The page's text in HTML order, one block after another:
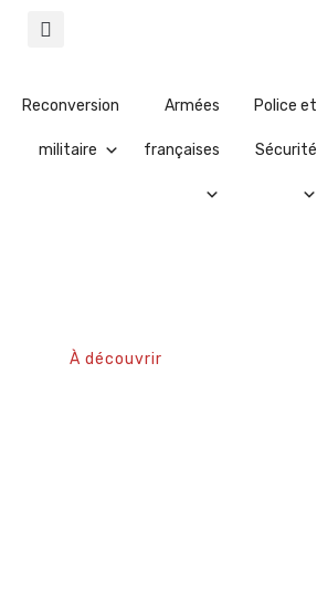
Reconversion
militaire
Armées
françaises
Police et
Sécurité
À découvrir